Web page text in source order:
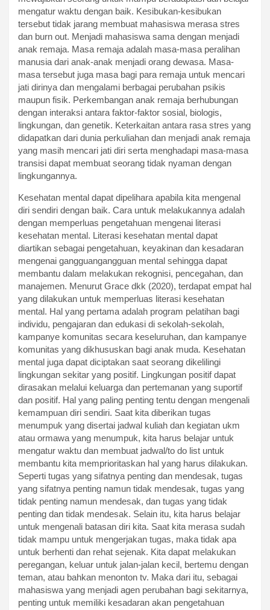
mengatur waktu dengan baik. Kesibukan-kesibukan
tersebut tidak jarang membuat mahasiswa merasa stres
dan burn out. Menjadi mahasiswa sama dengan menjadi
anak remaja. Masa remaja adalah masa-masa peralihan
manusia dari anak-anak menjadi orang dewasa. Masa-
masa tersebut juga masa bagi para remaja untuk mencari
jati dirinya dan mengalami berbagai perubahan psikis
maupun fisik. Perkembangan anak remaja berhubungan
dengan interaksi antara faktor-faktor sosial, biologis,
lingkungan, dan genetik. Keterkaitan antara rasa stres yang
didapatkan dari dunia perkuliahan dan menjadi anak remaja
yang masih mencari jati diri serta menghadapi masa-masa
transisi dapat membuat seorang tidak nyaman dengan
lingkungannya.
Kesehatan mental dapat dipelihara apabila kita mengenal
diri sendiri dengan baik. Cara untuk melakukannya adalah
dengan memperluas pengetahuan mengenai literasi
kesehatan mental. Literasi kesehatan mental dapat
diartikan sebagai pengetahuan, keyakinan dan kesadaran
mengenai gangguangangguan mental sehingga dapat
membantu dalam melakukan rekognisi, pencegahan, dan
manajemen. Menurut Grace dkk (2020), terdapat empat hal
yang dilakukan untuk memperluas literasi kesehatan
mental. Hal yang pertama adalah program pelatihan bagi
individu, pengajaran dan edukasi di sekolah-sekolah,
kampanye komunitas secara keseluruhan, dan kampanye
komunitas yang dikhususkan bagi anak muda. Kesehatan
mental juga dapat diciptakan saat seorang dikelilingi
lingkungan sekitar yang positif. Lingkungan positif dapat
dirasakan melalui keluarga dan pertemanan yang suportif
dan positif. Hal yang paling penting tentu dengan mengenali
kemampuan diri sendiri. Saat kita diberikan tugas
menumpuk yang disertai jadwal kuliah dan kegiatan ukm
atau ormawa yang menumpuk, kita harus belajar untuk
mengatur waktu dan membuat jadwal/to do list untuk
membantu kita memprioritaskan hal yang harus dilakukan.
Seperti tugas yang sifatnya penting dan mendesak, tugas
yang sifatnya penting namun tidak mendesak, tugas yang
tidak penting namun mendesak, dan tugas yang tidak
penting dan tidak mendesak. Selain itu, kita harus belajar
untuk mengenali batasan diri kita. Saat kita merasa sudah
tidak mampu untuk mengerjakan tugas, maka tidak apa
untuk berhenti dan rehat sejenak. Kita dapat melakukan
peregangan, keluar untuk jalan-jalan kecil, bertemu dengan
teman, atau bahkan menonton tv. Maka dari itu, sebagai
mahasiswa yang menjadi agen perubahan bagi sekitarnya,
penting untuk memiliki kesadaran akan pengetahuan